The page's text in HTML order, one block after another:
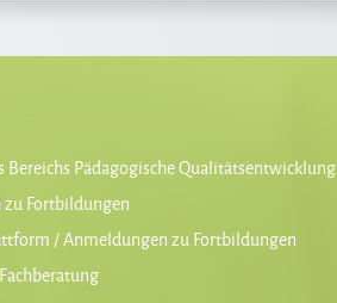
Pädagogische Qualitätsentwicklung
Fortbildungen
/ Anmeldungen zu Fortbildungen